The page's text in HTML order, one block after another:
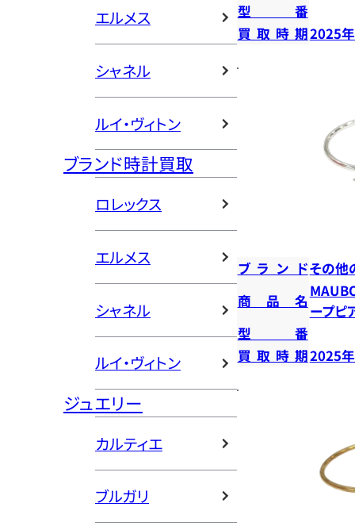
エルメス
シャネル
ルイ・ヴィトン
ブランド時計買取
ロレックス
エルメス
シャネル
ルイ・ヴィトン
ジュエリー
カルティエ
ブルガリ
型番
買取時期2025
ブランドその他
商品名
ープピ
型番
買取時期2025